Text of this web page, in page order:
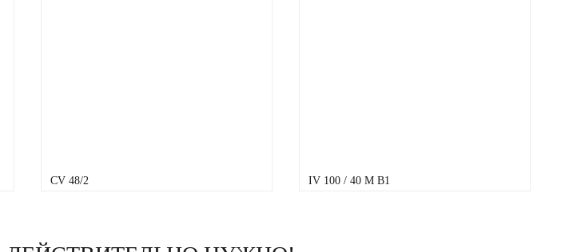
CV 48/2 IV 100 / 40 M B1